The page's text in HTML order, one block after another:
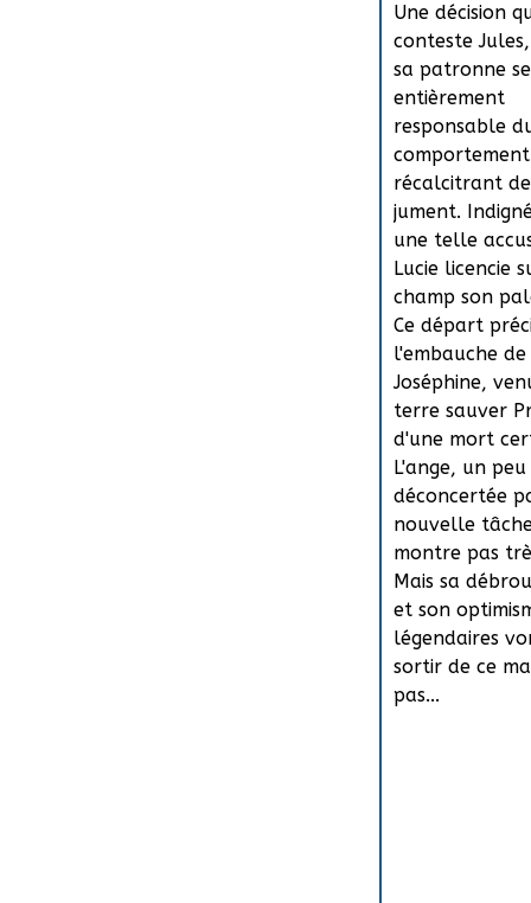
Une décision
conteste
sa patronne
entièrement
responsable
comportement
récalcitrant
jument.
une telle
Lucie licencie
champ son
Ce départ
l'embauche de
Joséphine,
terre sauver
d'une mort
L'ange, un peu
déconcertée
nouvelle
montre pas
Mais sa
et son
légendaires
sortir de ce
pas...